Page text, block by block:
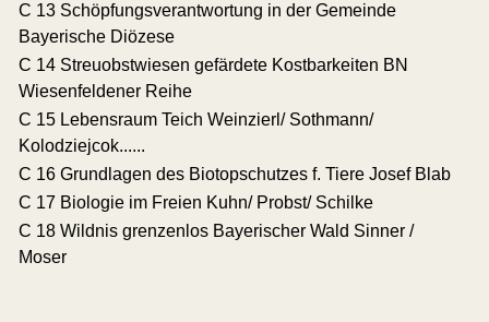
C 13 Schöpfungsverantwortung in der Gemeinde
Bayerische Diözese
C 14 Streuobstwiesen gefärdete Kostbarkeiten BN
Wiesenfeldener Reihe
C 15 Lebensraum Teich Weinzierl/ Sothmann/
Kolodziejcok......
C 16 Grundlagen des Biotopschutzes f. Tiere Josef Blab
C 17 Biologie im Freien Kuhn/ Probst/ Schilke
C 18 Wildnis grenzenlos Bayerischer Wald Sinner /
Moser